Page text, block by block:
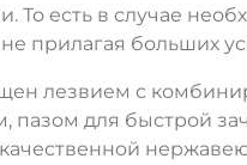
То есть в случае
прилагая больших
лезвием с
для быстрой